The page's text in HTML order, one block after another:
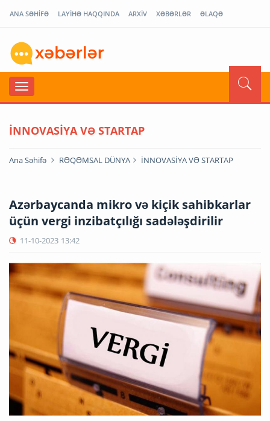
ANA SƏHİFƏ LAYİHƏ HAQQINDA ARXİV XƏBƏRLƏR ƏLAQƏ
İNNOVASİYA VƏ STARTAP
Ana Səhifə RƏQƏMSAL DÜNYA İNNOVASİYA VƏ STARTAP
Azərbaycanda mikro və kiçik sahibkarlar
üçün vergi inzibatçılığı sadələşdirilir
11-10-2023 13:42